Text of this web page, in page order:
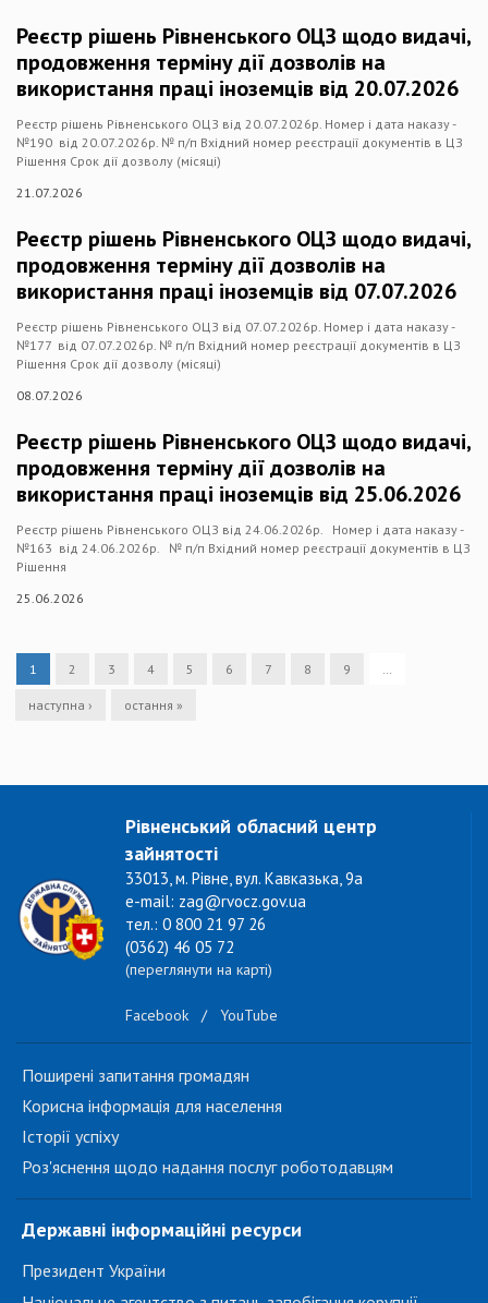
Реєстр рішень Рівненського ОЦЗ щодо видачі,
продовження терміну дії дозволів на
використання праці іноземців від 20.07.2026
Реєстр рішень Рівненського ОЦЗ від 20.07.2026р. Номер і дата наказу -
№190 від 20.07.2026р. № п/п Вхідний номер реєстрації документів в ЦЗ
Рішення Срок дії дозволу (місяці)
21.07.2026
Реєстр рішень Рівненського ОЦЗ щодо видачі,
продовження терміну дії дозволів на
використання праці іноземців від 07.07.2026
Реєстр рішень Рівненського ОЦЗ від 07.07.2026р. Номер і дата наказу -
№177 від 07.07.2026р. № п/п Вхідний номер реєстрації документів в ЦЗ
Рішення Срок дії дозволу (місяці)
08.07.2026
Реєстр рішень Рівненського ОЦЗ щодо видачі,
продовження терміну дії дозволів на
використання праці іноземців від 25.06.2026
Реєстр рішень Рівненського ОЦЗ від 24.06.2026р. Номер і дата наказу -
№163 від 24.06.2026р. № п/п Вхідний номер реєстрації документів в ЦЗ
Рішення
25.06.2026
1 2 3 4 5 6 7 8 9 …
наступна › остання »
Рівненський обласний центр
зайнятості
33013, м. Рівне, вул. Кавказька, 9а
e-mail: zag@rvocz.gov.ua
тел.: 0 800 21 97 26
(0362) 46 05 72
(переглянути на карті)
Facebook / YouTube
Поширені запитання громадян
Корисна інформація для населення
Історії успіху
Роз'яснення щодо надання послуг роботодавцям
Державні інформаційні ресурси
Президент України